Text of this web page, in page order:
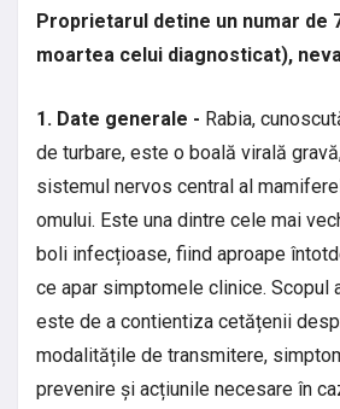
Proprietarul detine un numar de
moartea celui diagnosticat),
1. Date generale - Rabia,
de turbare, este o boală virală
sistemul nervos central al
omului. Este una dintre cele mai
boli infecțioase, fiind aproape
ce apar simptomele clinice. Scopul
este de a contientiza cetățenii
modalitățile de transmitere,
prevenire și acțiunile necesare în